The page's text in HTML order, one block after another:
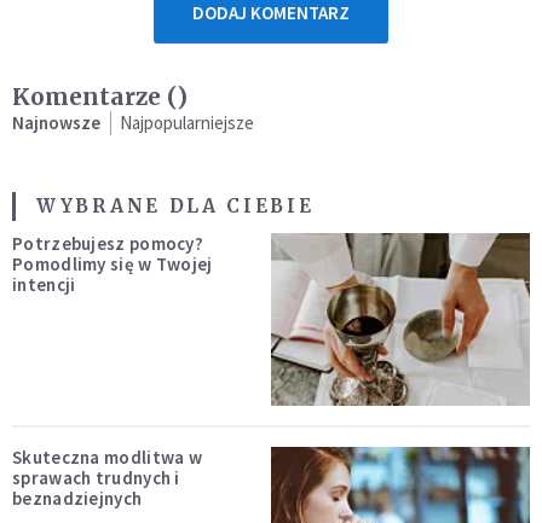
DODAJ KOMENTARZ
Komentarze ()
Najnowsze Najpopularniejsze
WYBRANE DLA CIEBIE
Potrzebujesz pomocy?
Pomodlimy się w Twojej
intencji
Skuteczna modlitwa w
sprawach trudnych i
beznadziejnych